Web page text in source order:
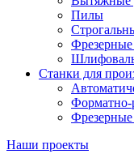
Пилы
Фрезерные
Станки для
Форматно-
Наши проекты